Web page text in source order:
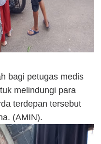
bagi petugas medis
melindungi para
terdepan tersebut
(AMIN).